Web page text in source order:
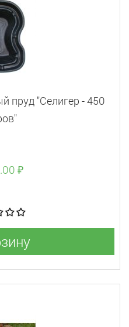
пруд "Селигер - 450
₽